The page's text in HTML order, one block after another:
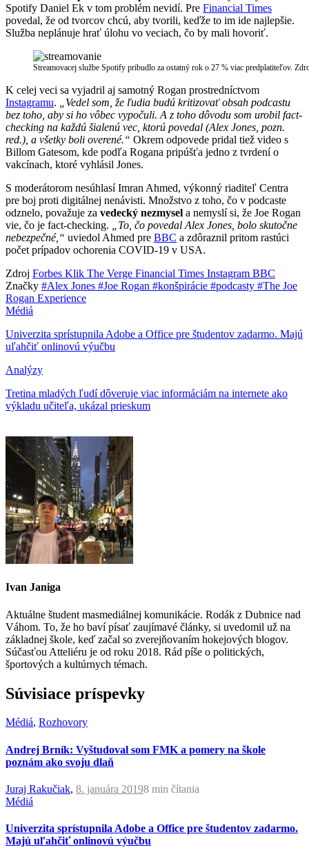
Spotify Daniel Ek v tom problém nevidí. Pre Financial Times
povedal, že od tvorcov chcú, aby tvorili, keďže to im ide najlepšie.
Služba neplánuje hrať úlohu vo veciach, čo by mali hovoriť.
Streamovacej službe Spotify pribudlo za ostatný rok o 27 % viac predplatiteľov.
K celej veci sa vyjadril aj samotný Rogan prostredníctvom
Instagramu.
„Vedel som, že ľudia budú kritizovať obsah podcastu
bez toho, aby si ho vôbec vypočuli. A z toho dôvodu som urobil fact-
checking na každú šialenú vec, ktorú povedal (Alex Jones, pozn.
red.), a všetky boli overené.“ Okrem odpovede pridal tiež video s
Billom Gatesom, kde podľa Rogana pripúšťa jedno z tvrdení o
vakcínach, ktoré vyhlásil Jones.
S moderátorom nesúhlasí Imran Ahmed, výkonný riaditeľ Centra
pre boj proti digitálnej nenávisti. Množstvo z toho, čo v podcaste
odznelo, považuje za vedecký nezmysel a nemyslí si, že Joe Rogan
vie, čo je fact-checking.
„To, čo povedal Alex Jones, bolo skutočne
nebezpečné,“ uviedol Ahmed pre BBC a zdôraznil pritom rastúci
počet prípadov ochorenia COVID-19 v USA.
Zdroj Forbes Klik The Verge Financial Times Instagram BBC
Značky #Alex Jones #Joe Rogan #konšpirácie #podcasty #The Joe
Rogan Experience
Médiá
Univerzita sprístupnila Adobe a Office pre študentov zadarmo. Majú
uľahčiť onlinovú výučbu
Analýzy
Tretina mladých ľudí dôveruje viac informáciám na internete ako
výkladu učiteľa, ukázal prieskum
Ivan Janiga
Aktuálne študent masmediálnej komunikácie. Rodák z Dubnice nad
Váhom. To, že ho baví písať zaujímavé články, si uvedomil už na
základnej škole, keď začal so zverejňovaním hokejových blogov.
Súčasťou Atteliéru je od roku 2018. Rád píše o politických,
športových a kultúrnych témach.
Súvisiace príspevky
Médiá, Rozhovory
Andrej Brník: Vyštudoval som FMK a pomery na škole
poznám ako svoju dlaň
Juraj Rakučiak, 8. januára 20198 min čítania
Médiá
Univerzita sprístupnila Adobe a Office pre študentov zadarmo.
Majú uľahčiť onlinovú výučbu